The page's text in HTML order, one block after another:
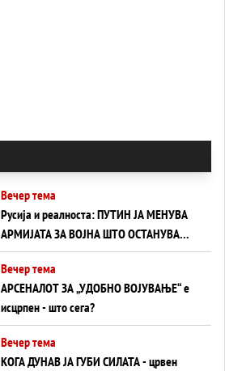
Вечер тема
Русија и реалноста: ПУТИН ЈА МЕНУВА
АРМИЈАТА ЗА ВОЈНА ШТО ОСТАНУВА
БЕЗ ФРОНТ
Вечер тема
АРСЕНАЛОТ ЗА „УДОБНО ВОЈУВАЊЕ“ е
исцрпен - што сега?
Вечер тема
КОГА ДУНАВ ЈА ГУБИ СИЛАТА - црвен